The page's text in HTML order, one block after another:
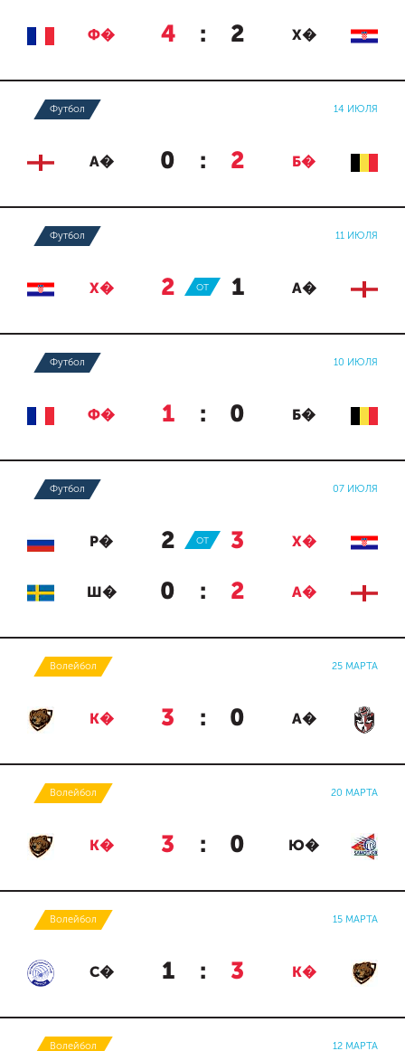
Ф� 4 : 2 Х�
Футбол 14 ИЮЛЯ
А� 0 : 2 Б�
Футбол 11 ИЮЛЯ
Х� 2 : 1 А�
ОТ
Футбол 10 ИЮЛЯ
Ф� 1 : 0 Б�
Футбол 07 ИЮЛЯ
Р� 2 : 3 Х�
ОТ
Ш� 0 : 2 А�
Волейбол 25 МАРТА
К� 3 : 0 А�
Волейбол 20 МАРТА
К� 3 : 0 Ю�
Волейбол 15 МАРТА
С� 1 : 3 К�
Волейбол 12 МАРТА